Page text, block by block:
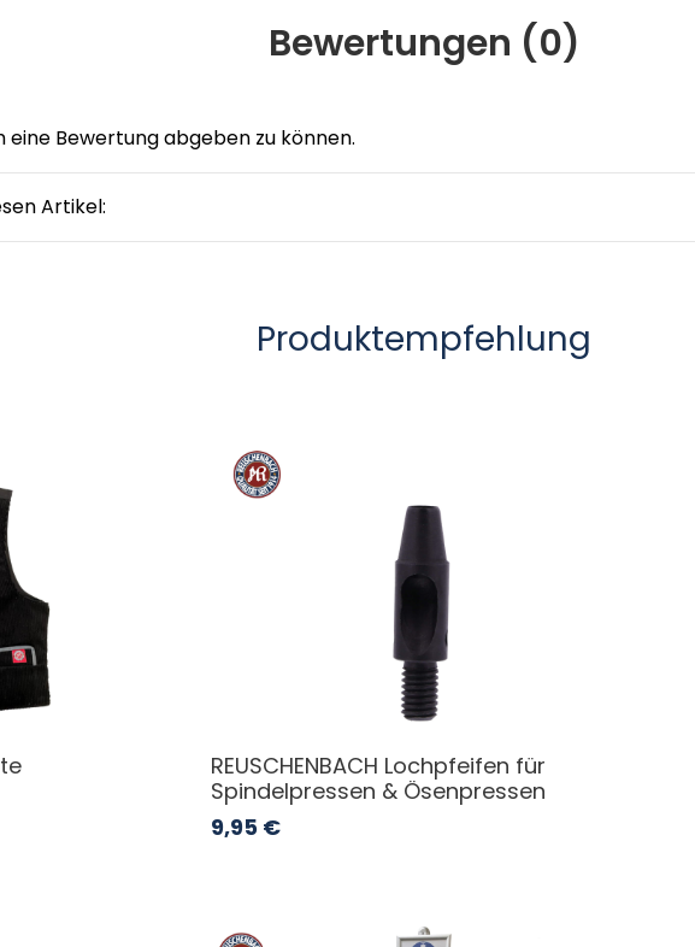
Bewertungen (0)
eine Bewertung abgeben zu können.
Artikel:
Produktempfehlung
REUSCHENBACH Lochpfeifen für
Spindelpressen & Ösenpressen
9,95 €